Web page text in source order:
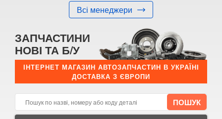
Всі менеджери
ЗАПЧАСТИНИ
НОВІ ТА Б/У
ІНТЕРНЕТ МАГАЗИН АВТОЗАПЧАСТИН В УКРАЇНІ
ДОСТАВКА З ЄВРОПИ
КУПИТИ
Оригінальний номер:
Примітка:
E-mail:
Телефон: